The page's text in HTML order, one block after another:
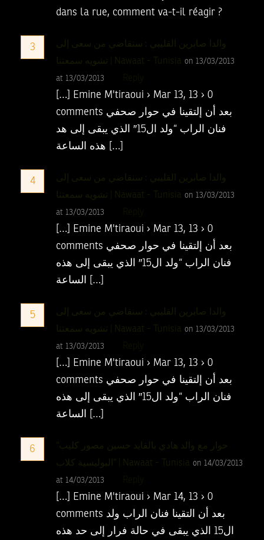
dans la rue, comment va-t-il réagir ?
3
والدا صابرين القليبي : سنقاضي من سعى إلى
تشويه سمعتنا | Nawaat - Tunisia on 13/03/2013
at 13/03/2013
[…] Emine M'tiraoui › Mar 13, 13 › 0
comments بعد أن إلتقينا في حوار صحفي
فنان الراب “ولد ال15″ الذي يبقى إلى هد
هذه الساعة […]
4
والدا صابرين القليبي : سنقاضي من سعى إلى
تشويه سمعتنا | Nawaat - Tunisia on 13/03/2013
at 13/03/2013
[…] Emine M'tiraoui › Mar 13, 13 › 0
comments بعد أن إلتقينا في حوار صحفي
فنان الراب “ولد ال15″ الذي يبقى إلى هذه
الساعة […]
5
والدا صابرين القليبي : سنقاضي من سعى إلى
تشويه سمعتنا | Nawaat - Tunisia on 13/03/2013
at 13/03/2013
[…] Emine M'tiraoui › Mar 13, 13 › 0
comments بعد أن إلتقينا في حوار صحفي
فنان الراب “ولد ال15″ الذي يبقى إلى هذه
الساعة […]
6
“البوليسية كلاب | Nawaat - Tunisia on 14/03/2013
at 14/03/2013
[…] Emine M'tiraoui › Mar 14, 13 › 0
comments بعد أن التقينا فنان الراب ولد
ال15 الذي يبقى في حالة فرار إلى حد هذه